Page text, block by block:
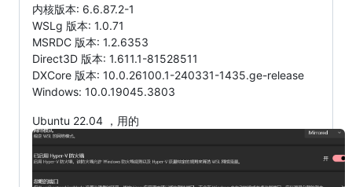
内核版本: 6.6.87.2-1
WSLg 版本: 1.0.71
MSRDC 版本: 1.2.6353
Direct3D 版本: 1.611.1-81528511
DXCore 版本: 10.0.26100.1-240331-1435.ge-release
Windows: 10.0.19045.3803
Ubuntu 22.04 ，用的